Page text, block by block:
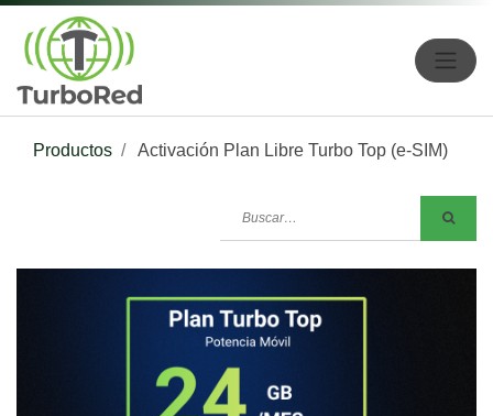
Productos Activación Plan Libre Turbo Top (e-SIM)